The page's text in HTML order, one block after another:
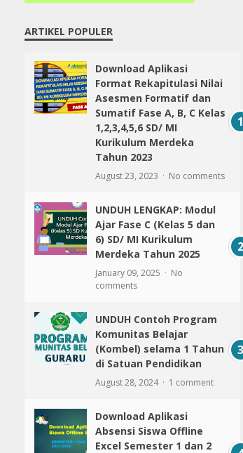
ARTIKEL POPULER
Download Aplikasi
Format Rekapitulasi Nilai
Asesmen Formatif dan
Sumatif Fase A, B, C Kelas
1,2,3,4,5,6 SD/ MI
Kurikulum Merdeka
Tahun 2023
August 23, 2023 No comments
UNDUH LENGKAP: Modul
Ajar Fase C (Kelas 5 dan
6) SD/ MI Kurikulum
Merdeka Tahun 2025
January 09, 2025
No
comments
UNDUH Contoh Program
Komunitas Belajar
(Kombel) selama 1 Tahun
di Satuan Pendidikan
August 28, 2024 1 comment
Download Aplikasi
Absensi Siswa Offline
Excel Semester 1 dan 2